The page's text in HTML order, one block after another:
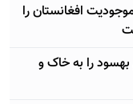
افغانستان را
را به خاک و